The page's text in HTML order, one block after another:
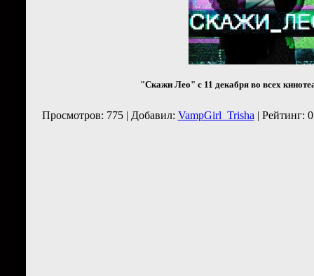
"Скажи Лео" с 11 декабря во всех
Просмотров: 775 | Добавил: VampGirl_Trisha | Рейтинг: